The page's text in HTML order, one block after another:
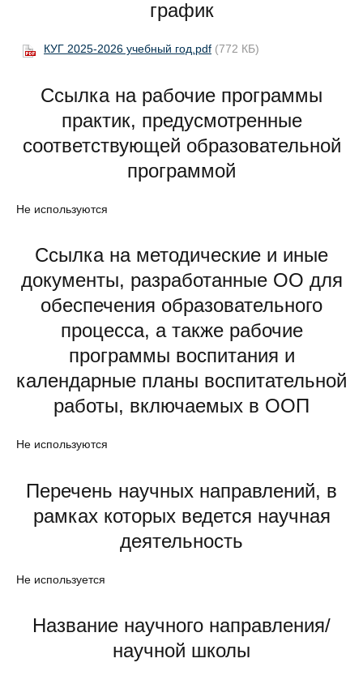
график
КУГ 2025-2026 учебный год.pdf (772 КБ)
Ссылка на рабочие программы
практик, предусмотренные
соответствующей образовательной
программой
Не используются
Ссылка на методические и иные
документы, разработанные ОО для
обеспечения образовательного
процесса, а также рабочие
программы воспитания и
календарные планы воспитательной
работы, включаемых в ООП
Не используются
Перечень научных направлений, в
рамках которых ведется научная
деятельность
Не используется
Название научного направления/
научной школы